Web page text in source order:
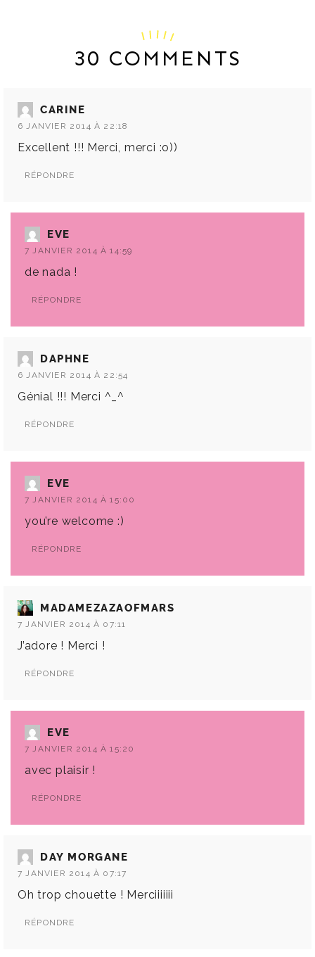
30 COMMENTS
CARINE
6 JANVIER 2014 À 22:18
Excellent !!! Merci, merci :o))
RÉPONDRE
EVE
7 JANVIER 2014 À 14:59
de nada !
RÉPONDRE
DAPHNE
6 JANVIER 2014 À 22:54
Génial !!! Merci ^_^
RÉPONDRE
EVE
7 JANVIER 2014 À 15:00
you’re welcome :)
RÉPONDRE
MADAMEZAZAOFMARS
7 JANVIER 2014 À 07:11
J’adore ! Merci !
RÉPONDRE
EVE
7 JANVIER 2014 À 15:20
avec plaisir !
RÉPONDRE
DAY MORGANE
7 JANVIER 2014 À 07:17
Oh trop chouette ! Merciiiiiii
RÉPONDRE